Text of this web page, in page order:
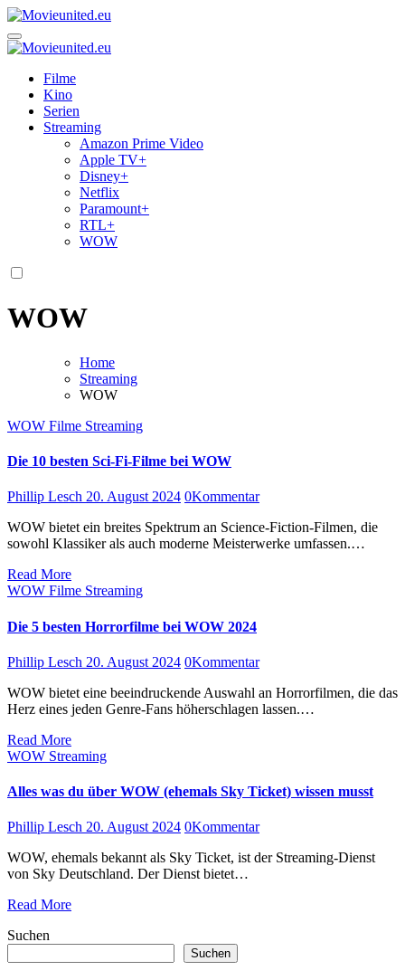
Zum
Inhalt
springen
Movieunited.eu
Filme
Kino
Serien
Streaming
Amazon Prime Video
Apple TV+
Disney+
Netflix
Paramount+
RTL+
WOW
WOW
Home
Streaming
WOW
WOW Filme Streaming
Die 10 besten Sci-Fi-Filme bei WOW
Phillip Lesch 20. August 2024 0Kommentar
WOW bietet ein breites Spektrum an Science-Fiction-Filmen, die
sowohl Klassiker als auch moderne Meisterwerke umfassen.…
Read More
WOW Filme Streaming
Die 5 besten Horrorfilme bei WOW 2024
Phillip Lesch 20. August 2024 0Kommentar
WOW bietet eine beeindruckende Auswahl an Horrorfilmen, die das
Herz eines jeden Genre-Fans höherschlagen lassen.…
Read More
WOW Streaming
Alles was du über WOW (ehemals Sky Ticket) wissen musst
Phillip Lesch 20. August 2024 0Kommentar
WOW, ehemals bekannt als Sky Ticket, ist der Streaming-Dienst
von Sky Deutschland. Der Dienst bietet…
Read More
Suchen
Suchen